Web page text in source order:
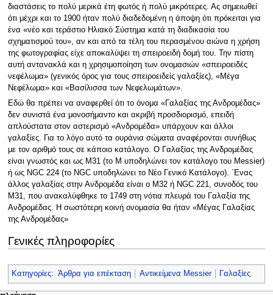
διαστάσεις το πολύ μερικά έτη φωτός ή πολύ μικρότερες. Ας σημειωθεί
ότι μέχρι και το 1900 ήταν πολύ διαδεδομένη η άποψη ότι πρόκειται για
ένα «νέο και τεράστιο Ηλιακό Σύστημα κατά τη διαδικασία του
σχηματισμού του», αν και από τα τέλη του περασμένου αιώνα η χρήση
της φωτογραφίας είχε αποκαλύψει τη σπειροειδή δομή του. Την πίστη
αυτή αντανακλά και η χρησιμοποίηση των ονομασιών «σπειροειδές
νεφέλωμα» (γενικός όρος για τους σπειροειδείς γαλαξίες), «Μέγα
Νεφέλωμα» και «Βασίλισσα των Νεφελωμάτων».
Εδώ θα πρέπει να αναφερθεί ότι το όνομα «Γαλαξίας της Ανδρομέδας»
δεν συνιστά ένα μονοσήμαντο και ακριβή προσδιορισμό, επειδή
απλούστατα στον αστερισμό «Ανδρομέδα» υπάρχουν και άλλοι
γαλαξίες. Για το λόγο αυτό τα ουράνια σώματα αναφέρονται συνήθως
με τον αριθμό τους σε κάποιο κατάλογο. Ο Γαλαξίας της Ανδρομέδας
είναι γνωστός και ως M31 (το M υποδηλώνει τον κατάλογο του Messier)
ή ως NGC 224 (το NGC υποδηλώνει το Νέο Γενικό Κατάλογο). `Ενας
άλλος γαλαξίας στην Ανδρομέδα είναι ο M32 ή NGC 221, συνοδός του
M31, που ανακαλύφθηκε το 1749 στη νότια πλευρά του Γαλαξία της
Ανδρομέδας. Η σωστότερη κοινή ονομασία θα ήταν «Μέγας Γαλαξίας
της Ανδρομέδας»
Γενικές πληροφορίες
Κατηγορίες: Άρθρα για επέκταση Αντικείμενα Messier Γαλαξίες